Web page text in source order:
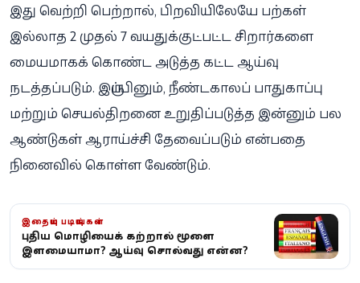
இது வெற்றி பெற்றால், பிறவியிலேயே பற்கள்
இல்லாத 2 முதல் 7 வயதுக்குட்பட்ட சிறார்களை
மையமாகக் கொண்ட அடுத்த கட்ட ஆய்வு
நடத்தப்படும். இருப்பினும், நீண்டகாலப் பாதுகாப்பு
மற்றும் செயல்திறனை உறுதிப்படுத்த இன்னும் பல
ஆண்டுகள் ஆராய்ச்சி தேவைப்படும் என்பதை
நினைவில் கொள்ள வேண்டும்.
இதையும் படியுங்கள்
புதிய மொழியைக் கற்றால் மூளை
இளமையாகுமா? ஆய்வு சொல்வது என்ன?